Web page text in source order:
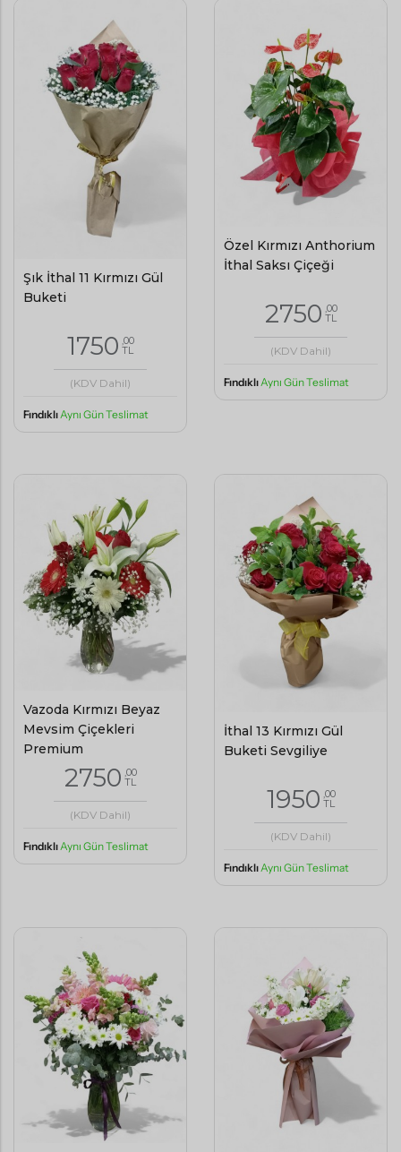
Şık İthal 11 Kırmızı Gül
Buketi
1750 ,00
TL
(KDV Dahil)
FındıklıAynı Gün Teslimat
Özel Kırmızı Anthorium
İthal Saksı Çiçeği
2750 ,00
TL
(KDV Dahil)
Fındıklı Aynı Gün Teslimat
Vazoda Kırmızı Beyaz
Mevsim Çiçekleri
Premium
2750 ,00
TL
(KDV Dahil)
Fındıklı Aynı Gün Teslimat
İthal 13 Kırmızı Gül
Buketi Sevgiliye
1950 ,00
TL
(KDV Dahil)
Fındıklı Aynı Gün Teslimat